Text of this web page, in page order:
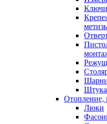
Отопление,
Люки